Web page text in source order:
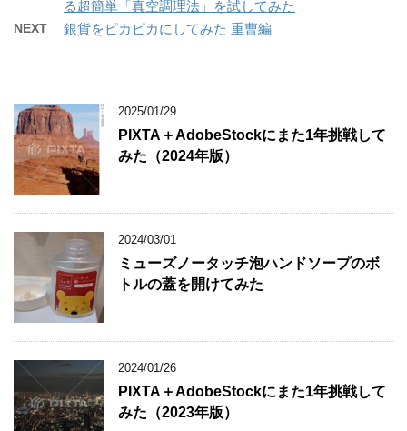
る超簡単「真空調理法」を試してみた
NEXT 銀貨をピカピカにしてみた 重曹編
2025/01/29
PIXTA＋AdobeStockにまた1年挑戦して
みた（2024年版）
2024/03/01
ミューズノータッチ泡ハンドソープのボ
トルの蓋を開けてみた
2024/01/26
PIXTA＋AdobeStockにまた1年挑戦して
みた（2023年版）